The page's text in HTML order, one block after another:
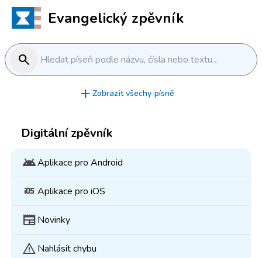
Evangelický zpěvník
search Hledat píseň podle názvu, čísla nebo textu…
add Zobrazit všechy písně
Digitální zpěvník
androidAplikace pro Android
ios Aplikace pro iOS
newspaper Novinky
warningNahlásit chybu